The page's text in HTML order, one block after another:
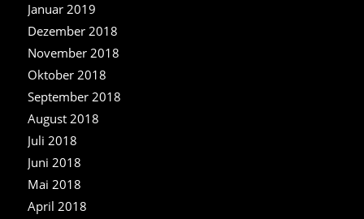
Januar 2019
Dezember 2018
November 2018
Oktober 2018
September 2018
August 2018
Juli 2018
Juni 2018
Mai 2018
April 2018